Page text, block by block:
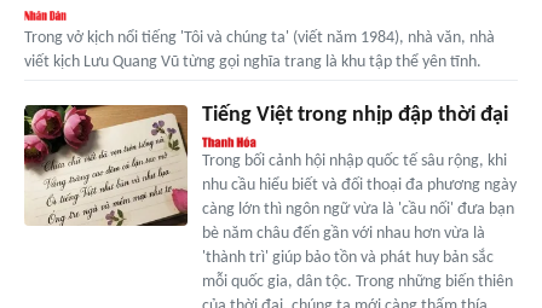
Trong vở kịch nổi tiếng 'Tôi và chúng ta' (viết năm 1984), nhà văn, nhà
viết kịch Lưu Quang Vũ từng gọi nghĩa trang là khu tập thể yên tĩnh.
Tiếng Việt trong nhịp đập thời đại
Trong bối cảnh hội nhập quốc tế sâu rộng, khi
nhu cầu hiểu biết và đối thoại đa phương ngày
càng lớn thì ngôn ngữ vừa là 'cầu nối' đưa bạn
bè năm châu đến gần với nhau hơn vừa là
'thành trì' giúp bảo tồn và phát huy bản sắc
mỗi quốc gia, dân tộc. Trong những biến thiên